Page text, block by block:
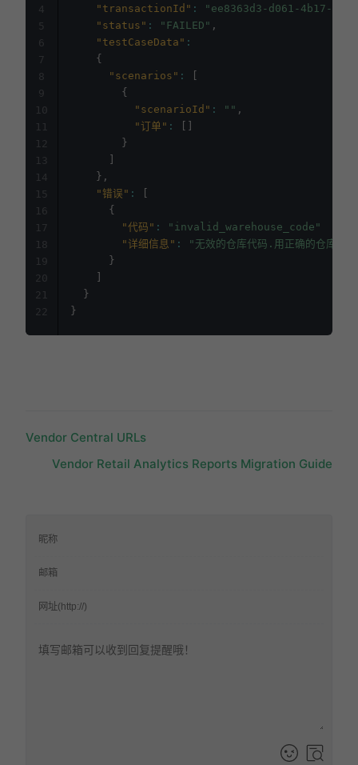
"transactionId" :
"ee8363d3-d061-4b17-
"status" : "FAILED" ,
"testCaseData" :
{
"scenarios" :
{
"scenarioId" : "" ,
"订单" :
}
} ,
"错误" :
{
"代码" :
"invalid_warehouse_code"
"详细信息" :
"无效的仓库代码.用正确的仓库代
}
}
}
4
5
6
7
8
9
10
11
12
13
14
15
16
17
18
19
20
21
22
Vendor Central URLs
Vendor Retail Analytics Reports Migration Guide